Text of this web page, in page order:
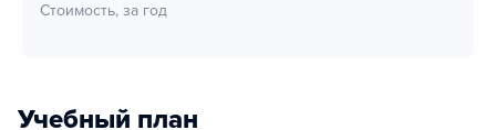
Стоимость, за год
Учебный план